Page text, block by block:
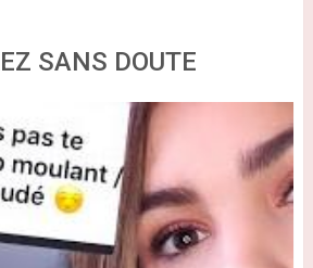
SANS DOUTE